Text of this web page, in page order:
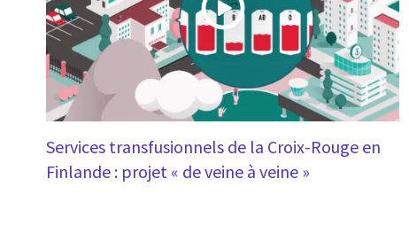
Services transfusionnels de la Croix-Rouge en
Finlande : projet « de veine à veine »